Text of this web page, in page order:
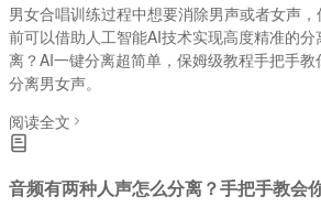
男女合唱训练过程中想要消除男声或者女声
前可以借助人工智能AI技术实现高度精准的
离？AI一键分离超简单，保姆级教程手把手
分离男女声。
阅读全文
音频有两种人声怎么分离？手把手教会